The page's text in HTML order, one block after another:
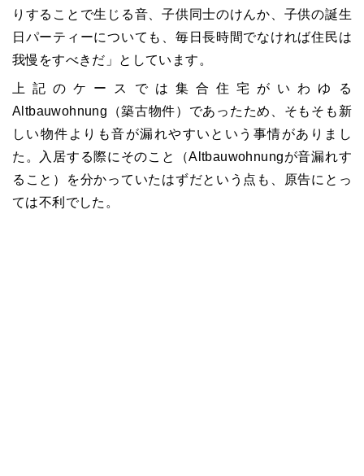
りすることで生じる音、子供同士のけんか、子供の誕生
日パーティーについても、毎日長時間でなければ住民は
我慢をすべきだ」としています。
上記のケースでは集合住宅がいわゆる
Altbauwohnung（築古物件）であったため、そもそも新
しい物件よりも音が漏れやすいという事情がありまし
た。入居する際にそのこと（Altbauwohnungが音漏れす
ること）を分かっていたはずだという点も、原告にとっ
ては不利でした。